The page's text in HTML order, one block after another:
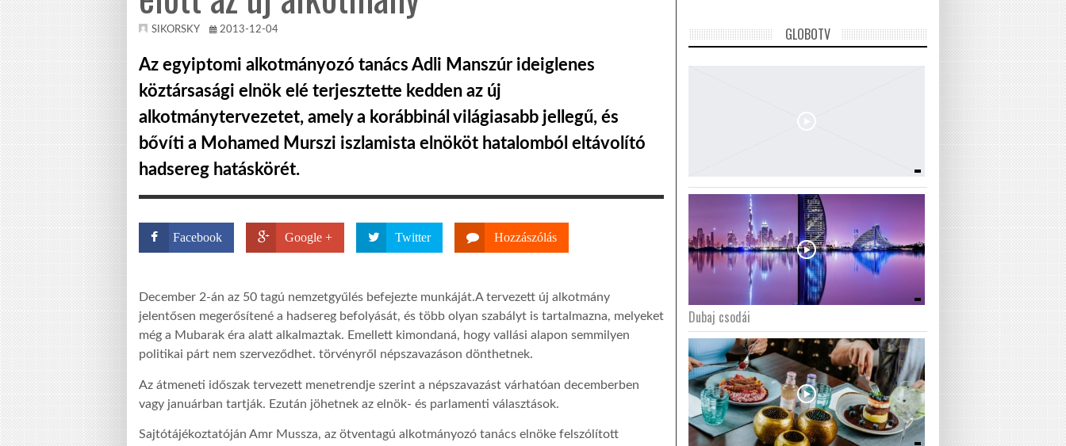
SIKORSKY 2013-12-04
Az egyiptomi alkotmányozó tanács Adli Manszúr ideiglenes
köztársasági elnök elé terjesztette kedden az új
alkotmánytervezetet, amely a korábbinál világiasabb jellegű, és
bővíti a Mohamed Murszi iszlamista elnököt hatalomból eltávolító
hadsereg hatáskörét.
Facebook Google + Twitter Hozzászólás
December 2-án az 50 tagú nemzetgyűlés befejezte munkáját.A tervezett új alkotmány
jelentősen megerősítené a hadsereg befolyását, és több olyan szabályt is tartalmazna, melyeket
még a Mubarak éra alatt alkalmaztak. Emellett kimondaná, hogy vallási alapon semmilyen
politikai párt nem szerveződhet. törvényről népszavazáson dönthetnek.
Az átmeneti időszak tervezett menetrendje szerint a népszavazást várhatóan decemberben
vagy januárban tartják. Ezután jöhetnek az elnök- és parlamenti választások.
Sajtótájékoztatóján Amr Mussza, az ötventagú alkotmányozó tanács elnöke felszólított
GLOBOTV
Dubaj csodái